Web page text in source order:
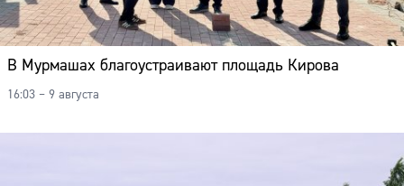
В Мурмашах благоустраивают площадь Кирова
16:03 – 9 августа